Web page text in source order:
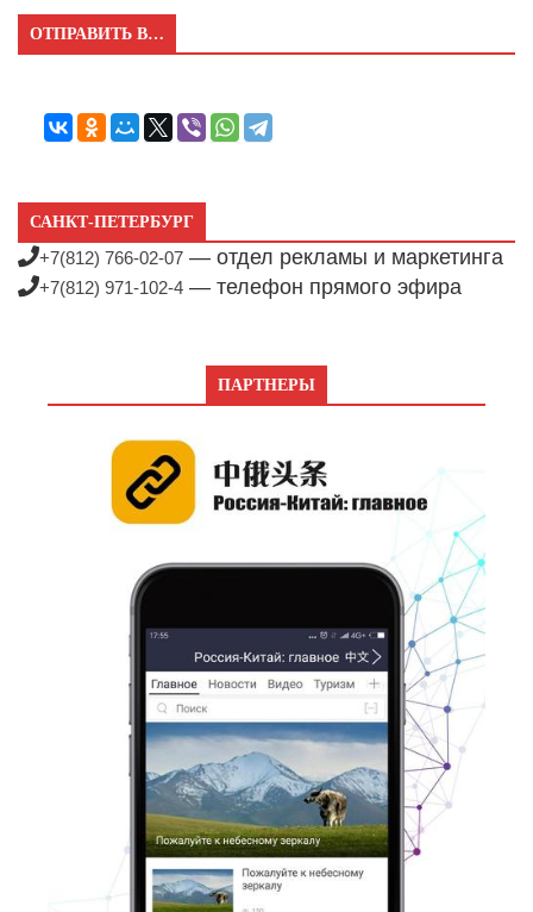
ОТПРАВИТЬ В…
САНКТ-ПЕТЕРБУРГ
+7(812) 766-02-07 — отдел рекламы и маркетинга
+7(812) 971-102-4 — телефон прямого эфира
ПАРТНЕРЫ